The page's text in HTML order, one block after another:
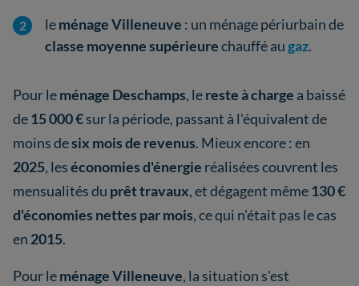
leménage Villeneuve : un ménage périurbain de
classe moyenne supérieurechauffé augaz.
Pour leménage Deschamps, lereste à charge a baissé
de15 000 €sur la période, passant à l'équivalent de
moins desix mois de revenus. Mieux encore : en
2025, leséconomies d'énergie réalisées couvrent les
mensualités du prêt travaux, et dégagent même130 €
d'économies nettes par mois, ce qui n'était pas le cas
en 2015.
Pour leménage Villeneuve, la situation s'est